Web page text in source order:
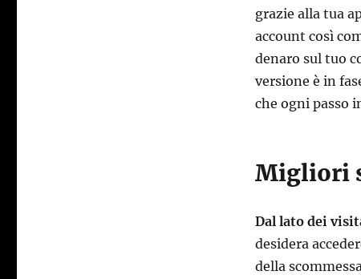
grazie alla tua
account così
denaro sul tuo
versione è in
che ogni passo
Migliori
Dal lato dei
desidera
della